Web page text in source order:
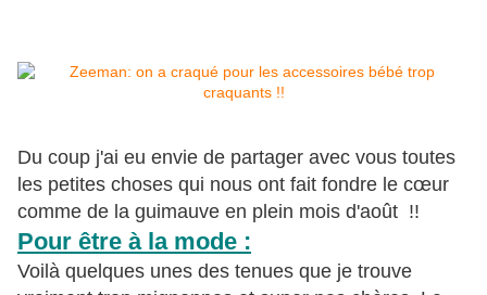
Du coup j'ai eu envie de partager avec vous toutes
les petites choses qui nous ont fait fondre le cœur
comme de la guimauve en plein mois d'août !!
Pour être à la mode :
Voilà quelques unes des tenues que je trouve